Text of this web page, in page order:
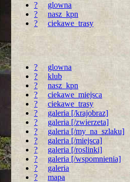
?
glowna
?
nasz_kpn
?
ciekawe_trasy
?
glowna
?
klub
?
nasz_kpn
?
ciekawe_miejsca
?
ciekawe_trasy
?
galeria [/krajobraz]
?
galeria [/zwierzeta]
?
galeria [/my_na_szlaku]
?
galeria [/miejsca]
?
galeria [/roslinki]
?
galeria [/wspomnienia]
?
galeria
?
mapa